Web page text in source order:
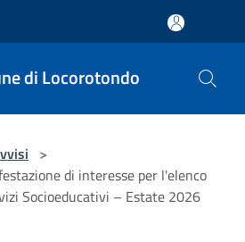
di Locorotondo
>
di interesse per l'elenco
Socioeducativi – Estate 2026